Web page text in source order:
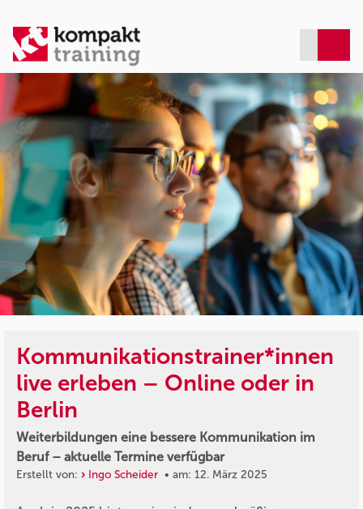
Kommunikationstrainer*innen
live erleben – Online oder in
Berlin
Weiterbildungen eine bessere Kommunikation im
Beruf – aktuelle Termine verfügbar
Erstellt von: Ingo Scheider • am: 12. März 2025